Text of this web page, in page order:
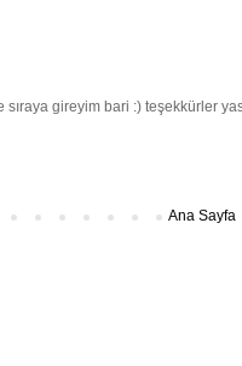
sıraya gireyim bari :) teşekkürler
Ana Sayfa